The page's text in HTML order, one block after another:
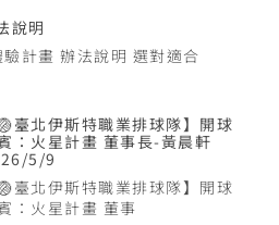
說明
計畫 辦法說明 選對適合
🏐臺北伊斯特職業排球隊】開球
：火星計畫 董事長-黃晨軒
5/9
🏐臺北伊斯特職業排球隊】開球
：火星計畫 董事